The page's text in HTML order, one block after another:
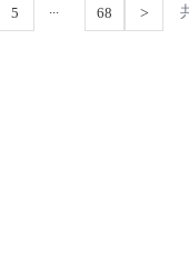
5 ... 68 >